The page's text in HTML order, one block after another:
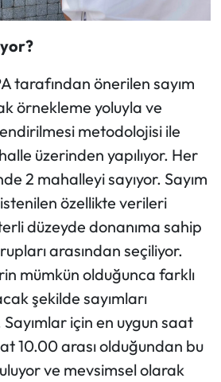
tarafından önerilen sayım
örnekleme yoluyla ve
metodolojisi ile
üzerinden yapılıyor. Her
2 mahalleyi sayıyor. Sayım
özellikte verileri
düzeyde donanıma sahip
arasından seçiliyor.
mümkün olduğunca farklı
şekilde sayımları
için en uygun saat
10.00 arası olduğundan bu
ve mevsimsel olarak